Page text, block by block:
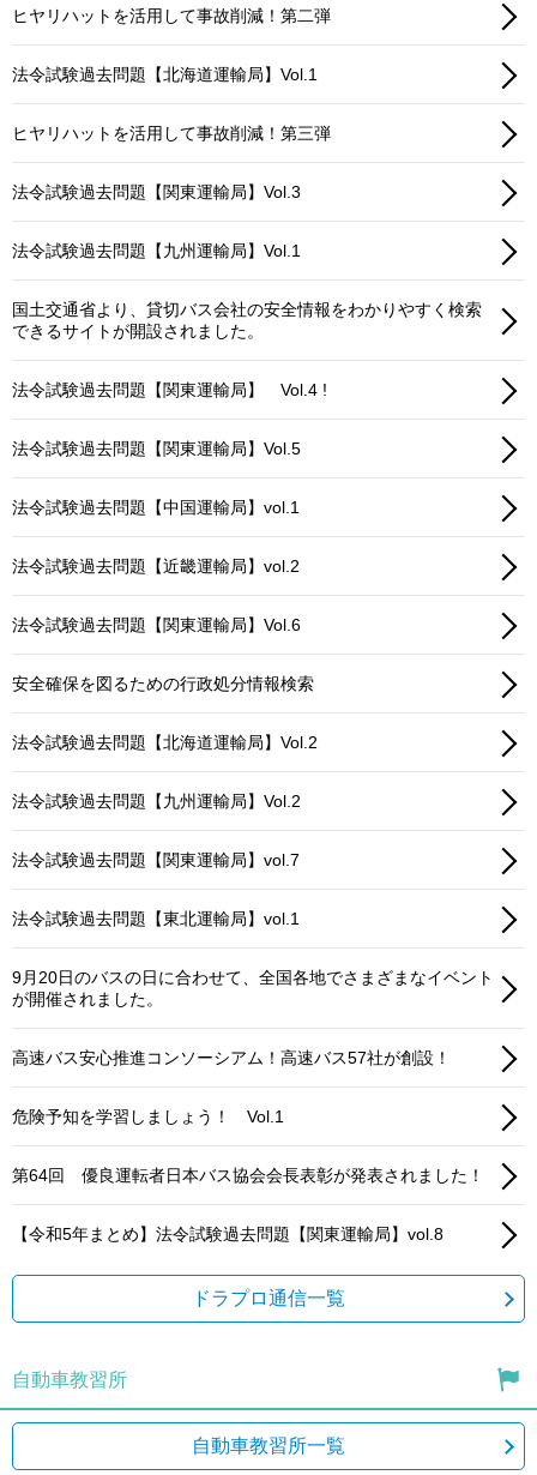
ヒヤリハットを活用して事故削減！第二弾
法令試験過去問題【北海道運輸局】Vol.1
ヒヤリハットを活用して事故削減！第三弾
法令試験過去問題【関東運輸局】Vol.3
法令試験過去問題【九州運輸局】Vol.1
国土交通省より、貸切バス会社の安全情報をわかりやすく検索
できるサイトが開設されました。
法令試験過去問題【関東運輸局】 Vol.4 !
法令試験過去問題【関東運輸局】Vol.5
法令試験過去問題【中国運輸局】vol.1
法令試験過去問題【近畿運輸局】vol.2
法令試験過去問題【関東運輸局】Vol.6
安全確保を図るための行政処分情報検索
法令試験過去問題【北海道運輸局】Vol.2
法令試験過去問題【九州運輸局】Vol.2
法令試験過去問題【関東運輸局】vol.7
法令試験過去問題【東北運輸局】vol.1
9月20日のバスの日に合わせて、全国各地でさまざまなイベント
が開催されました。
高速バス安心推進コンソーシアム！高速バス57社が創設！
危険予知を学習しましょう！ Vol.1
第64回 優良運転者日本バス協会会長表彰が発表されました！
【令和5年まとめ】法令試験過去問題【関東運輸局】vol.8
ドラプロ通信一覧
自動車教習所
自動車教習所一覧